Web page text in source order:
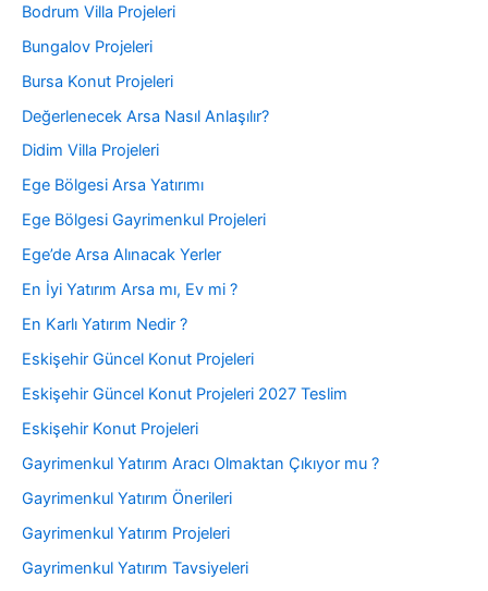
Bodrum Villa Projeleri
Bungalov Projeleri
Bursa Konut Projeleri
Değerlenecek Arsa Nasıl Anlaşılır?
Didim Villa Projeleri
Ege Bölgesi Arsa Yatırımı
Ege Bölgesi Gayrimenkul Projeleri
Ege’de Arsa Alınacak Yerler
En İyi Yatırım Arsa mı, Ev mi ?
En Karlı Yatırım Nedir ?
Eskişehir Güncel Konut Projeleri
Eskişehir Güncel Konut Projeleri 2027 Teslim
Eskişehir Konut Projeleri
Gayrimenkul Yatırım Aracı Olmaktan Çıkıyor mu ?
Gayrimenkul Yatırım Önerileri
Gayrimenkul Yatırım Projeleri
Gayrimenkul Yatırım Tavsiyeleri